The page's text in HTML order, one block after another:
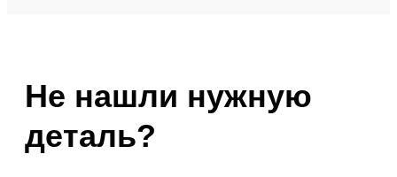
Не нашли нужную
деталь?